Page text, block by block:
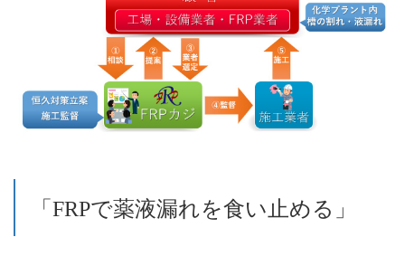
「FRPで薬液漏れを食い止める」